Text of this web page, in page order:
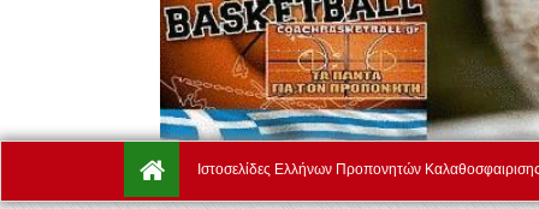
Ιστοσελίδες Ελλήνων Προπονητών Καλαθοσφαιρισης